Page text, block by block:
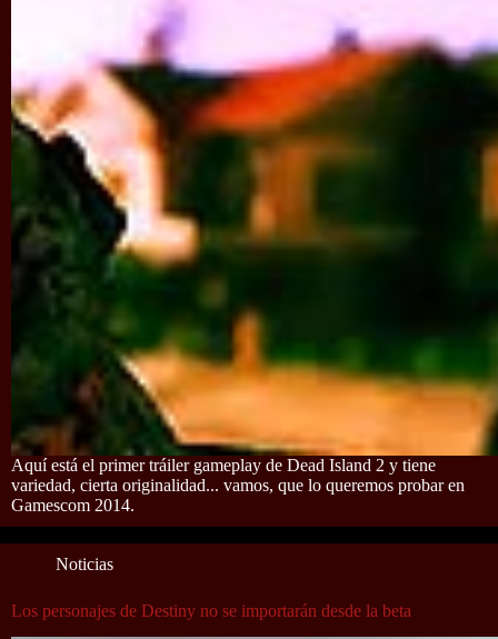
Aquí está el primer tráiler gameplay de Dead Island 2 y tiene
variedad, cierta originalidad... vamos, que lo queremos probar en
Gamescom 2014.
Noticias
Los personajes de Destiny no se importarán desde la beta